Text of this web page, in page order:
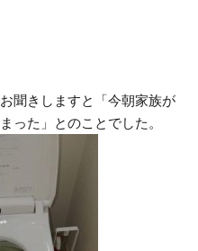
聞きしますと「今朝家族が
った」とのことでした。